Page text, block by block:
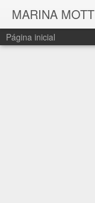
MARINA MOTT
Página inicial